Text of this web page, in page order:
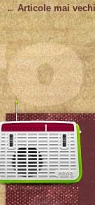
← Articole mai vechi